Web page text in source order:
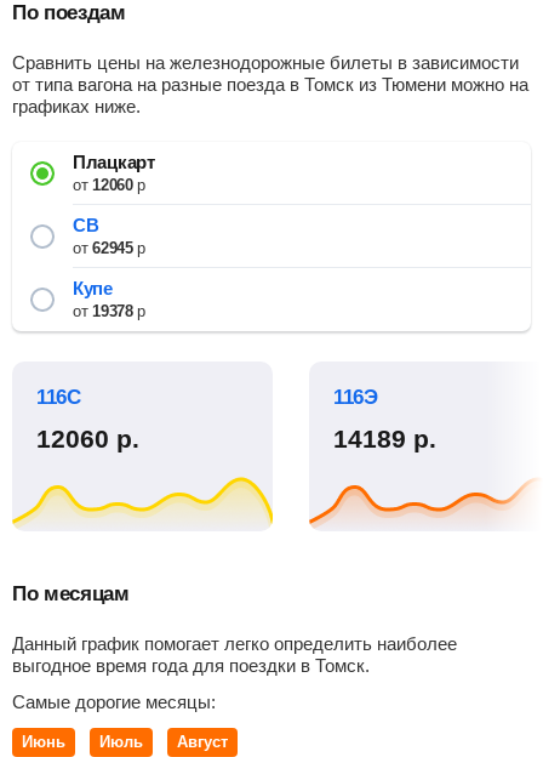
По поездам
Сравнить цены на железнодорожные билеты в зависимости
от типа вагона на разные поезда в Томск из Тюмени можно на
графиках ниже.
Плацкарт
от12060р
СВ
от62945р
Купе
от19378р
116С
12060 р.
116Э
14189 р.
По месяцам
Данный график помогает легко определить наиболее
выгодное время года для поездки в Томск.
Самые дорогие месяцы:
Июнь Июль Август